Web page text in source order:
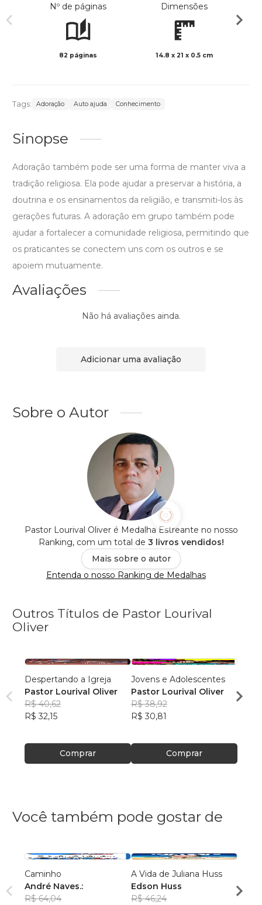
Nº de páginas
82 páginas
Dimensões
14.8 x 21 x 0.5 cm
Tags: Adoração Auto ajuda Conhecimento
Sinopse
Adoração também pode ser uma forma de manter viva a
tradição religiosa. Ela pode ajudar a preservar a história, a
doutrina e os ensinamentos da religião, e transmiti-los às
gerações futuras. A adoração em grupo também pode
ajudar a fortalecer a comunidade religiosa, permitindo que
os praticantes se conectem uns com os outros e se
apoiem mutuamente.
Avaliações
Não há avaliações ainda.
Adicionar uma avaliação
Sobre o Autor
Pastor Lourival Oliver é Medalha Estreante no nosso
Ranking, com um total de 3 livros vendidos!
Mais sobre o autor
Entenda o nosso Ranking de Medalhas
Outros Títulos de Pastor Lourival
Oliver
Despertando a Igreja
Pastor Lourival Oliver
R$ 40,62
R$ 32,15
Comprar
Jovens e Adolescentes
Pastor Lourival Oliver
R$ 38,92
R$ 30,81
Comprar
R$
Você também pode gostar de
Caminho
André Naves.:
R$ 64,04
A Vida de Juliana Huss
Edson Huss
R$ 46,24
DOR